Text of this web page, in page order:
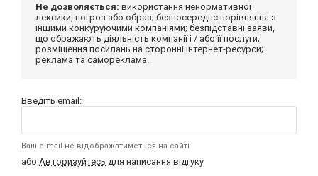
Не дозволяється: використання ненормативної
лексики, погроз або образ; безпосереднє порівняння з
іншими конкуруючими компаніями; безпідставні заяви,
що ображають діяльність компанії і / або її послуги;
розміщення посилань на сторонні інтернет-ресурси;
реклама та самореклама.
Введіть email:
Ваш e-mail не відображатиметься на сайті
або Авторизуйтесь для написання відгуку